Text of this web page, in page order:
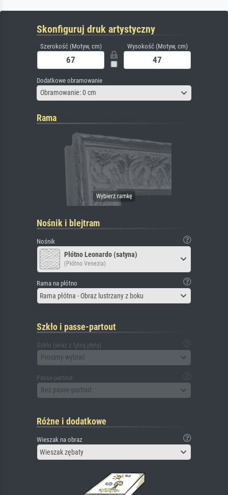
Skonfiguruj druk artystyczny
Szerokość (Motyw, cm) Wysokość (Motyw, cm)
Dodatkowe obramowanie
Obramowanie: 0 cm
Rama
Nośnik i blejtram
Nośnik
Płótno Leonardo (satyna)
(Płótno Venezia)
Rama na płótno
Rama płótna - Obraz lustrzany z boku
Szkło i passe-partout
Szkło (wraz z tylną płytą)
Prosimy wybrać
Passe-partout
Bez passe-partout
Różne i dodatkowe
Wieszak na obraz
Wieszak zębaty